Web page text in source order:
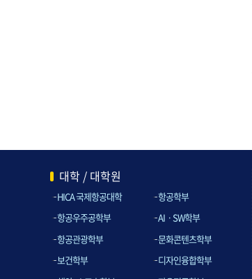
대학 / 대학원
HICA 국제항공대학
항공학부
항공우주공학부
AIㆍSW학부
항공관광학부
문화콘텐츠학부
보건학부
디자인융합학부